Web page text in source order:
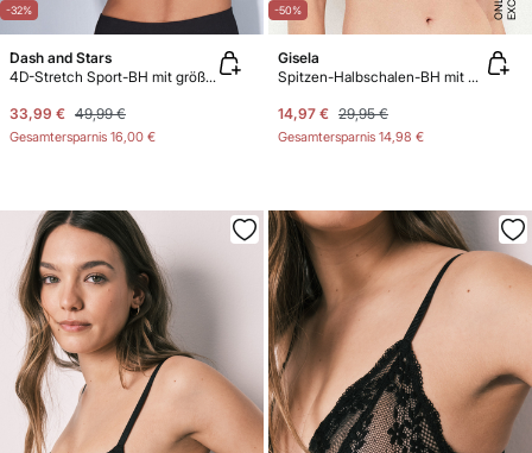
-32%
Dash and Stars
4D-Stretch Sport-BH mit größerer Abdeckung in Schwarz
33,99 € 49,99 €
Gesamtersparnis 16,00 €
-50%
Gisela
Spitzen-Halbschalen-BH mit gekreuzten Trägern
14,97 € 29,95 €
Gesamtersparnis 14,98 €